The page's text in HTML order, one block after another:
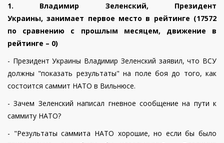
1. Владимир Зеленский, Президент
Украины, занимает первое место в рейтинге (17572
по сравнению с прошлым месяцем, движение в
рейтинге – 0)
- Президент Украины Владимир Зеленский заявил, что ВСУ
должны "показать результаты" на поле боя до того, как
состоится саммит НАТО в Вильнюсе.
- Зачем Зеленский написал гневное сообщение на пути к
саммиту НАТО?
- "Результаты саммита НАТО хорошие, но если бы было